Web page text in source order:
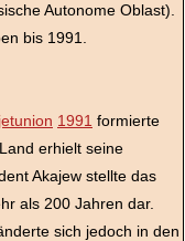
Autonome Oblast).
bis 1991.
1991 formierte
erhielt seine
Akajew stellte das
als 200 Jahren dar.
sich jedoch in den